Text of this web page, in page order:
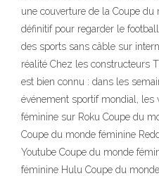
une couverture de la Coupe
définitif pour regarder le
des sports sans câble sur
réalité Chez les constructeurs
est bien connu : dans les
événement sportif mondial, les
féminine sur Roku Coupe du
Coupe du monde féminine
Youtube Coupe du monde
féminine Hulu Coupe du